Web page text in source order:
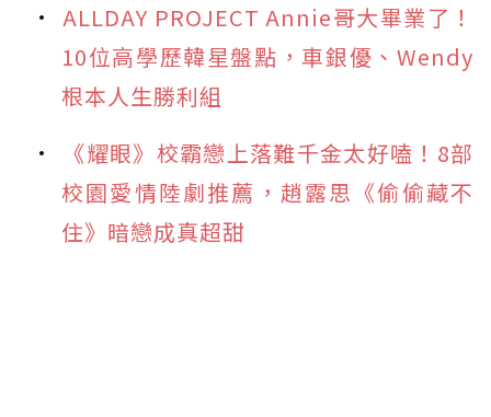
ALLDAY PROJECT Annie哥大畢業了！
10位高學歷韓星盤點，車銀優、Wendy
根本人生勝利組
《耀眼》校霸戀上落難千金太好嗑！8部
校園愛情陸劇推薦，趙露思《偷偷藏不
住》暗戀成真超甜